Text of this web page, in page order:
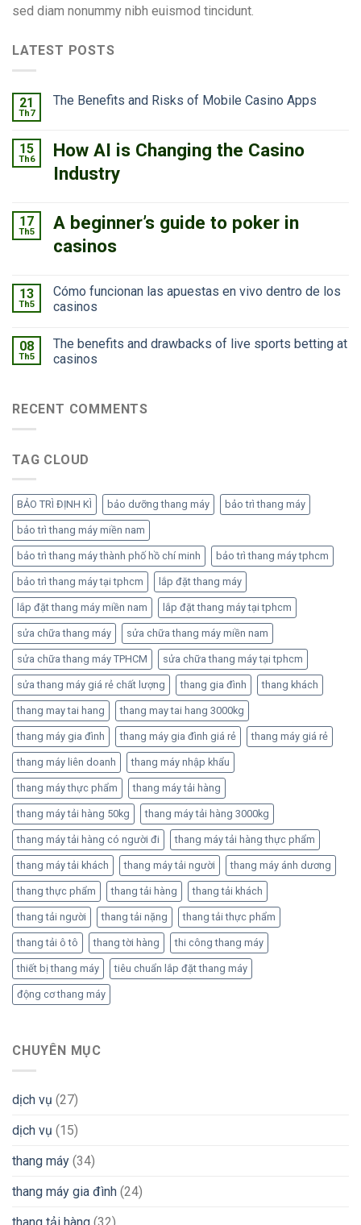
sed diam nonummy nibh euismod tincidunt.
LATEST POSTS
21
Th7
The Benefits and Risks of Mobile Casino Apps
15
Th6
How AI is Changing the Casino
Industry
17
Th5
A beginner’s guide to poker in
casinos
13
Th5
Cómo funcionan las apuestas en vivo dentro de los
casinos
08
Th5
The benefits and drawbacks of live sports betting at
casinos
RECENT COMMENTS
TAG CLOUD
BẢO TRÌ ĐỊNH KÌ bảo dưỡng thang máy bảo trì thang máy
bảo trì thang máy miền nam
bảo trì thang máy thành phố hồ chí minh bảo trì thang máy tphcm
bảo trì thang máy tại tphcm lắp đặt thang máy
lắp đặt thang máy miền nam lắp đặt thang máy tại tphcm
sửa chữa thang máy sửa chữa thang máy miền nam
sửa chữa thang máy TPHCM sửa chữa thang máy tại tphcm
sửa thang máy giá rẻ chất lượng thang gia đình thang khách
thang may tai hang thang may tai hang 3000kg
thang máy gia đình thang máy gia đình giá rẻ thang máy giá rẻ
thang máy liên doanh thang máy nhập khẩu
thang máy thực phẩm thang máy tải hàng
thang máy tải hàng 50kg thang máy tải hàng 3000kg
thang máy tải hàng có người đi thang máy tải hàng thực phẩm
thang máy tải khách thang máy tải người thang máy ánh dương
thang thực phẩm thang tải hàng thang tải khách
thang tải người thang tải nặng thang tải thực phẩm
thang tải ô tô thang tời hàng thi công thang máy
thiết bị thang máy tiêu chuẩn lắp đặt thang máy
động cơ thang máy
CHUYÊN MỤC
dịch vụ (27)
dịch vụ (15)
thang máy (34)
thang máy gia đình (24)